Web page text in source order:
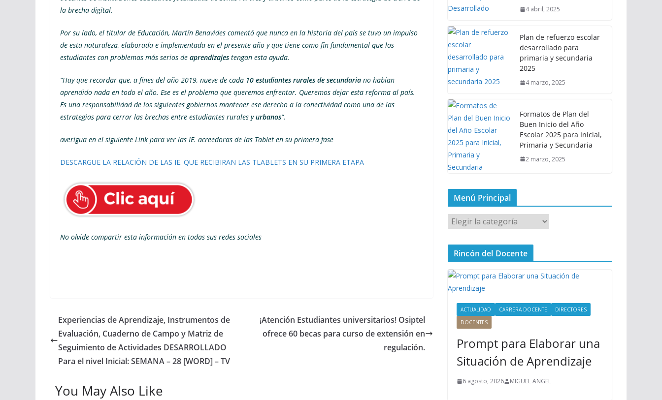
la brecha digital.
Por su lado, el titular de Educación, Martín Benavides comentó que nunca en la historia del país se tuvo un impulso
de esta naturaleza, elaborada e implementada en el presente año y que tiene como fin fundamental que los
estudiantes con problemas más serios de aprendizajes tengan esta ayuda.
“Hay que recordar que, a fines del año 2019, nueve de cada 10 estudiantes rurales de secundaria no habían
aprendido nada en todo el año. Ese es el problema que queremos enfrentar. Queremos dejar esta reforma al país.
Es una responsabilidad de los siguientes gobiernos mantener ese derecho a la conectividad como una de las
estrategias para cerrar las brechas entre estudiantes rurales yurbanos”.
averigua en el siguiente Link para ver las IE. acreedoras de las Tablet en su primera fase
DESCARGUE LA RELACIÓN DE LAS IE. QUE RECIBIRAN LAS TLABLETS EN SU PRIMERA ETAPA
No olvide compartir esta información en todas sus redes sociales
Experiencias de Aprendizaje, Instrumentos de
Evaluación, Cuaderno de Campo y Matriz de
Seguimiento de Actividades DESARROLLADO
Para el nivel Inicial: SEMANA – 28 [WORD] – TV
¡Atención Estudiantes universitarios! Osiptel
ofrece 60 becas para curso de extensión en
regulación.
You May Also Like
4 abril, 2025
Plan de refuerzo escolar
desarrollado para
primaria y secundaria
2025
4 marzo, 2025
Formatos de Plan del
Buen Inicio del Año
Escolar 2025 para Inicial,
Primaria y Secundaria
2 marzo, 2025
Menú Principal
M
e
n
P
i
Rincón del Docente
ACTUALIDAD CARRERA DOCENTE
DIRECTORES
DOCENTES
Prompt para Elaborar una
Situación de Aprendizaje
6 agosto, 2026 MIGUEL ANGEL